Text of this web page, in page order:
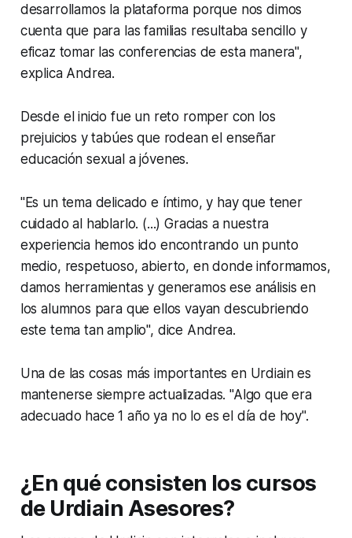
desarrollamos la plataforma porque nos dimos
cuenta que para las familias resultaba sencillo y
eficaz tomar las conferencias de esta manera",
explica Andrea.
Desde el inicio fue un reto romper con los
prejuicios y tabúes que rodean el enseñar
educación sexual a jóvenes.
"Es un tema delicado e íntimo, y hay que tener
cuidado al hablarlo. (...) Gracias a nuestra
experiencia hemos ido encontrando un punto
medio, respetuoso, abierto, en donde informamos,
damos herramientas y generamos ese análisis en
los alumnos para que ellos vayan descubriendo
este tema tan amplio", dice Andrea.
Una de las cosas más importantes en Urdiain es
mantenerse siempre actualizadas. "Algo que era
adecuado hace 1 año ya no lo es el día de hoy".
¿En qué consisten los cursos
de Urdiain Asesores?